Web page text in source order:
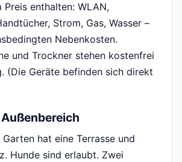
Preis enthalten: WLAN,
Strom, Gas, Wasser –
Nebenkosten.
und Trockner stehen kostenfrei
(Die Geräte befinden sich direkt
hat eine Terrasse und
Hunde sind erlaubt. Zwei